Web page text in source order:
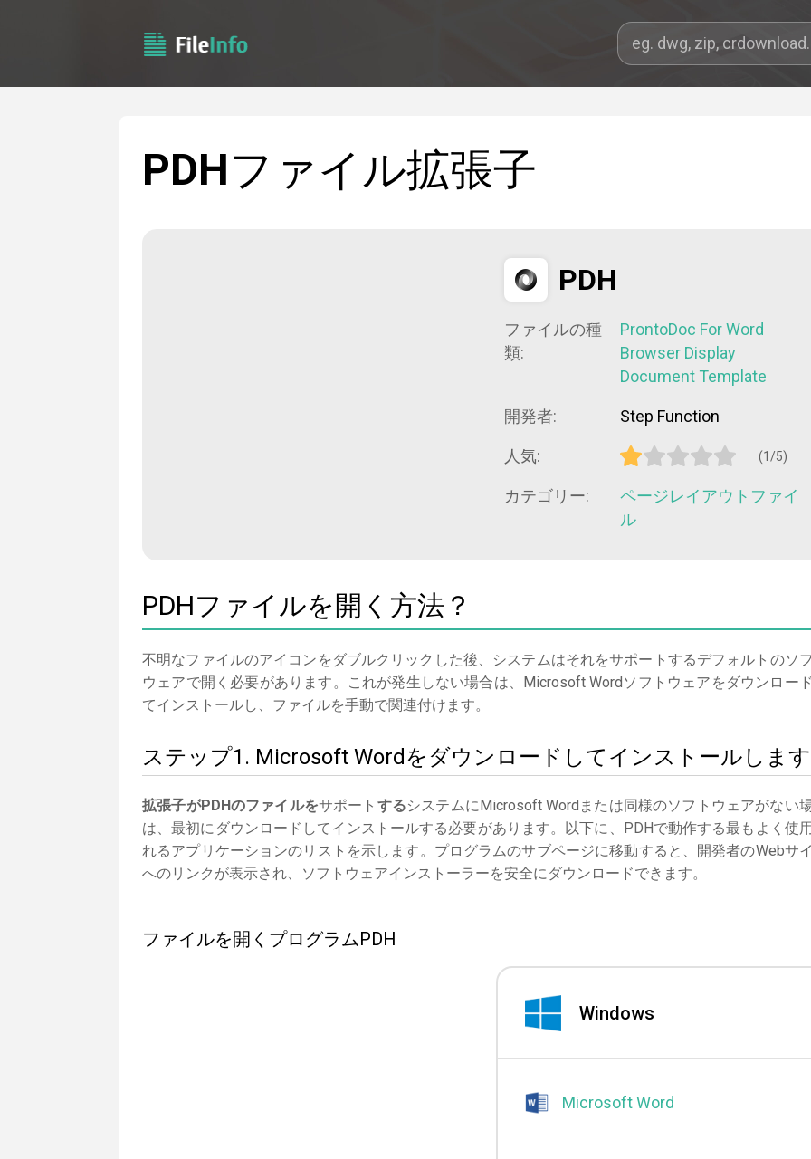
PDHファイル拡張子
PDH
ファイルの種
類:
ProntoDoc For Word
Browser Display
Document Template
開発者: Step Function
人気: (1/5)
カテゴリー:
ページレイアウトファイ
ル
PDHファイルを開く方法？
不明なファイルのアイコンをダブルクリックした後、システムはそれをサポートするデフォルトのソ
ウェアで開く必要があります。これが発生しない場合は、Microsoft Wordソフトウェアをダウンロー
てインストールし、ファイルを手動で関連付けます。
ステップ1. Microsoft Wordをダウンロードしてインストールします
拡張子がPDHのファイルをサポート するシステムにMicrosoft Wordまたは同様のソフトウェアがない
は、最初にダウンロードしてインストールする必要があります。以下に、PDHで動作する最もよく使
れるアプリケーションのリストを示します。プログラムのサブページに移動すると、開発者のWebサ
へのリンクが表示され、ソフトウェアインストーラーを安全にダウンロードできます。
ファイルを開くプログラムPDH
Windows
Microsoft Word